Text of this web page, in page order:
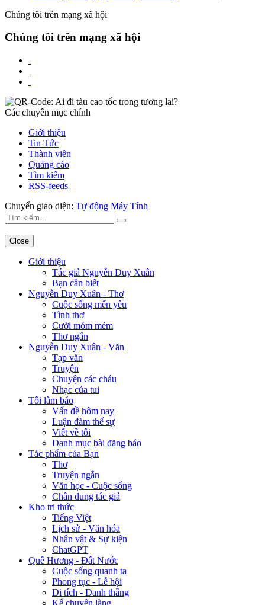
Chúng tôi trên mạng xã hội
Chúng tôi trên mạng xã hội
Các chuyên mục chính
Giới thiệu
Tin Tức
Thành viên
Quảng cáo
Tìm kiếm
RSS-feeds
Chuyển giao diện: Tự động Máy Tính
Close
Giới thiệu
Tác giả Nguyễn Duy Xuân
Bạn cần biết
Nguyễn Duy Xuân - Thơ
Cuộc sống mến yêu
Tình thơ
Cười móm mém
Thơ ngắn
Nguyễn Duy Xuân - Văn
Tạp văn
Truyện
Chuyện các cháu
Nhạc của tui
Tôi làm báo
Vấn đề hôm nay
Luận đàm thế sự
Viết về tôi
Danh mục bài đăng báo
Tác phẩm của Bạn
Thơ
Truyện ngắn
Văn học - Cuộc sống
Chân dung tác giả
Kho tri thức
Tiếng Việt
Lịch sử - Văn hóa
Nhân vật & Sự kiện
ChatGPT
Quê Hương - Đất Nước
Cuộc sống quanh ta
Phong tục - Lễ hội
Di tích - Danh thắng